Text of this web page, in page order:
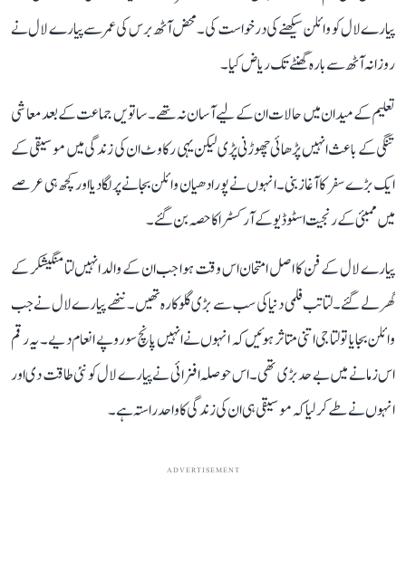
پیارے لال کو وائلن سیکھنے کی درخواست کی۔ محض آٹھ برس کی عمر سے پیارے لال نے
روزانہ آٹھ سے بارہ گھنٹے تک ریاض کیا۔
تعلیم کے میدان میں حالات ان کے لیے آسان نہ تھے۔ ساتویں جماعت کے بعد معاشی
تنگی کے باعث انہیں پڑھائی چھوڑنی پڑی لیکن یہی رکاوٹ ان کی زندگی میں موسیقی کے
ایک بڑے سفر کا آغاز بنی۔ انہوں نے پورا دھیان وائلن بجانے پر لگا دیا اور کچھ ہی عرصے
میں ممبئی کے رنجیت اسٹوڈیو کے آرکسٹرا کا حصہ بن گئے۔
پیارے لال کے فن کا اصل امتحان اس وقت ہوا جب ان کے والد انہیں لتا منگیشکر کے
گھر لے گئے۔ لتا تب فلمی دنیا کی سب سے بڑی گلوکارہ تھیں۔ ننھے پیارے لال نے جب
وائلن بجایا تو لتا جی اتنی متاثر ہوئیں کہ انہوں نے انہیں پانچ سو روپے انعام دیے۔ یہ رقم
اس زمانے میں بے حد بڑی تھی۔ اس حوصلہ افزائی نے پیارے لال کو نئی طاقت دی اور
انہوں نے طے کر لیا کہ موسیقی ہی ان کی زندگی کا واحد راستہ ہے۔
ADVERTISEMENT